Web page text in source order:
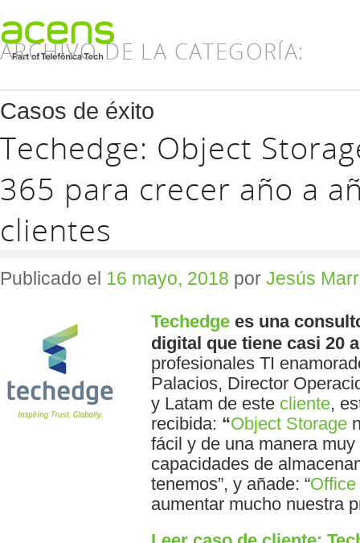
ARCHIVO DE LA CATEGORÍA:
Casos de éxito
Techedge: Object
365 para crecer año a
clientes
Publicado el 16 mayo, 2018 por Jesús
Techedge es una
digital que tiene casi 20
profesionales TI
Palacios, Director
y Latam de este cliente,
recibida: “Object Storage
fácil y de una manera
capacidades de
tenemos”, y añade: “Office
aumentar mucho nuestra